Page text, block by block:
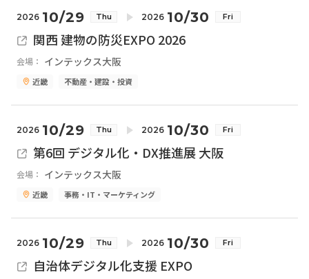
2026 10/29 Thu 2026 10/30 Fri
関西 建物の防災EXPO 2026
会場： インテックス大阪
近畿 不動産・建設・投資
2026 10/29 Thu 2026 10/30 Fri
第6回 デジタル化・DX推進展 大阪
会場： インテックス大阪
近畿 事務・IT・マーケティング
2026 10/29 Thu 2026 10/30 Fri
自治体デジタル化支援 EXPO